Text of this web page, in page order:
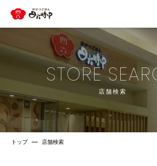
STORE
店舗検索
トップ 店舗検索